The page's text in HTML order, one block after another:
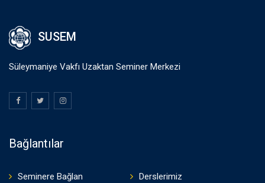
SUSEM
Süleymaniye Vakfı Uzaktan Seminer Merkezi
Bağlantılar
Seminere Bağlan
Derslerimiz